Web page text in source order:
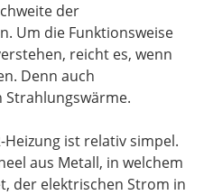
der
Um die Funktionsweise
reicht es, wenn
Denn auch
Strahlungswärme.
Heizung ist relativ simpel.
aus Metall, in welchem
der elektrischen Strom in